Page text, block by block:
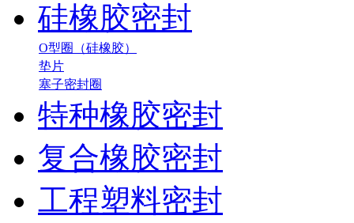
硅橡胶密封
O型圈（硅橡胶）
垫片
塞子密封圈
特种橡胶密封
复合橡胶密封
工程塑料密封